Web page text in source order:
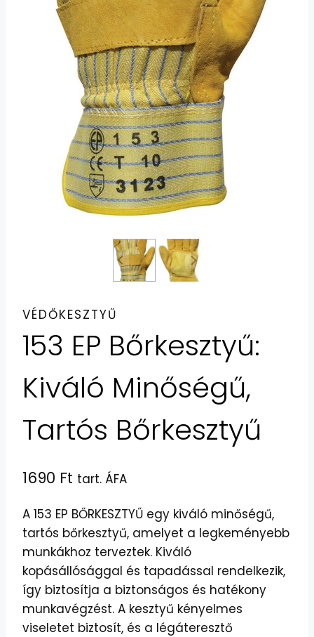
VÉDŐKESZTYŰ
153 EP Bőrkesztyű:
Kiváló Minőségű,
Tartós Bőrkesztyű
1690 Ft tart. ÁFA
A 153 EP BŐRKESZTYŰ egy kiváló minőségű,
tartós bőrkesztyű, amelyet a legkeményebb
munkákhoz terveztek. Kiváló
kopásállósággal és tapadással rendelkezik,
így biztosítja a biztonságos és hatékony
munkavégzést. A kesztyű kényelmes
viseletet biztosít, és a légáteresztő